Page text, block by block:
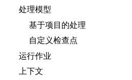
处理模型
基于项目的处理
自定义检查点
运行作业
上下文